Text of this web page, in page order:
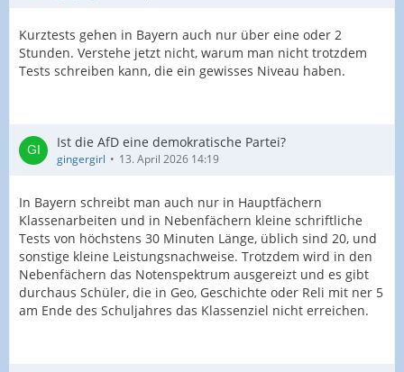
Kurztests gehen in Bayern auch nur über eine oder 2
Stunden. Verstehe jetzt nicht, warum man nicht trotzdem
Tests schreiben kann, die ein gewisses Niveau haben.
Ist die AfD eine demokratische Partei?
gingergirl 13. April 2026 14:19
In Bayern schreibt man auch nur in Hauptfächern
Klassenarbeiten und in Nebenfächern kleine schriftliche
Tests von höchstens 30 Minuten Länge, üblich sind 20, und
sonstige kleine Leistungsnachweise. Trotzdem wird in den
Nebenfächern das Notenspektrum ausgereizt und es gibt
durchaus Schüler, die in Geo, Geschichte oder Reli mit ner 5
am Ende des Schuljahres das Klassenziel nicht erreichen.